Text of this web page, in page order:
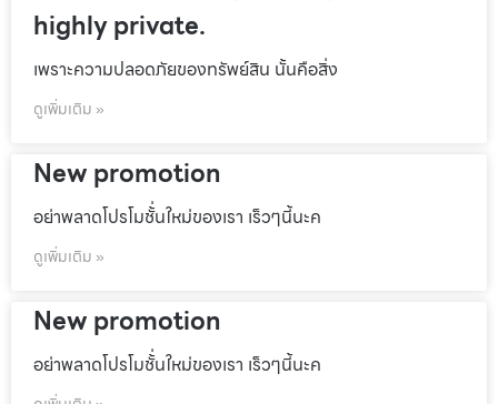
highly private.
เพราะความปลอดภัยของทรัพย์สิน นั้นคือสิ่ง
ดูเพิ่มเติม »
New promotion
อย่าพลาดโปรโมชั้่นใหม่ของเรา เร็วๆนี้นะค
ดูเพิ่มเติม »
New promotion
อย่าพลาดโปรโมชั้่นใหม่ของเรา เร็วๆนี้นะค